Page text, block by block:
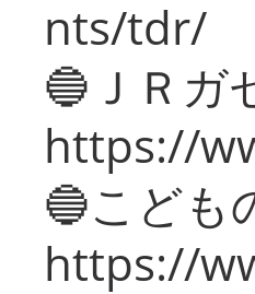
nts/tdr/
🔵ＪＲガ
https://
🔵こども
https://